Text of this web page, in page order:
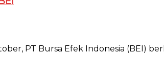
PT Bursa Efek Indonesia (BEI)